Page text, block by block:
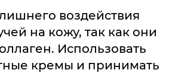
воздействия
на кожу, так как они
Использовать
кремы и принимать